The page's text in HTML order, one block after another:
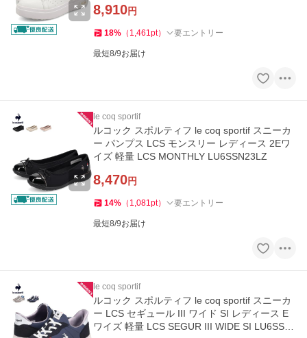
8,910円
18% （ 1,461pt） 要エントリー
最短8/9お届け
le coq sportif
ルコック スポルティフ le coq sportif スニーカ
ー パンプス LCS モンスリー レディース 2Eワ
イズ 軽量 LCS MONTHLY LU6SSN23LZ
8,470円
14% （ 1,081pt） 要エントリー
最短8/9お届け
le coq sportif
ルコック スポルティフ le coq sportif スニーカ
ー LCS セギュール III ワイド SI レディース E
ワイズ 軽量 LCS SEGUR III WIDE SI LU6SSN